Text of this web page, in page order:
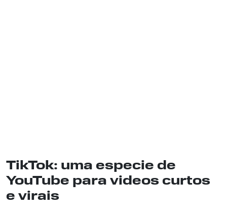
TikTok: uma especie de
YouTube para videos curtos
e virais